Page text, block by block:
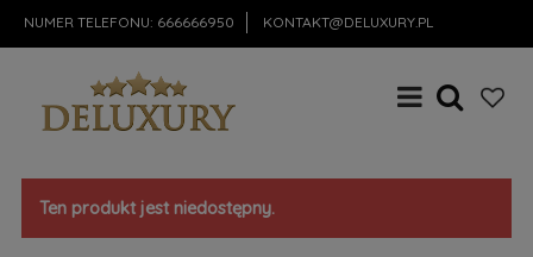
NUMER TELEFONU: 666666950 KONTAKT@DELUXURY.PL
Ten produkt jest niedostępny.